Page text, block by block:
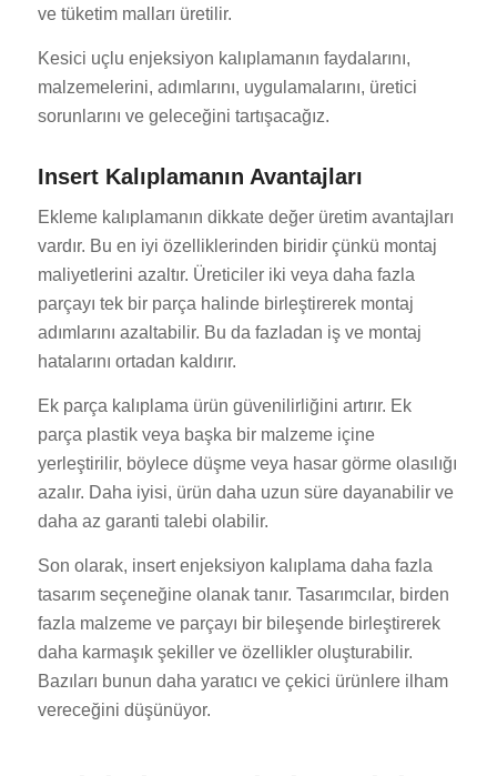
ve tüketim malları üretilir.
Kesici uçlu enjeksiyon kalıplamanın faydalarını,
malzemelerini, adımlarını, uygulamalarını, üretici
sorunlarını ve geleceğini tartışacağız.
Insert Kalıplamanın Avantajları
Ekleme kalıplamanın dikkate değer üretim avantajları
vardır. Bu en iyi özelliklerinden biridir çünkü montaj
maliyetlerini azaltır. Üreticiler iki veya daha fazla
parçayı tek bir parça halinde birleştirerek montaj
adımlarını azaltabilir. Bu da fazladan iş ve montaj
hatalarını ortadan kaldırır.
Ek parça kalıplama ürün güvenilirliğini artırır. Ek
parça plastik veya başka bir malzeme içine
yerleştirilir, böylece düşme veya hasar görme olasılığı
azalır. Daha iyisi, ürün daha uzun süre dayanabilir ve
daha az garanti talebi olabilir.
Son olarak, insert enjeksiyon kalıplama daha fazla
tasarım seçeneğine olanak tanır. Tasarımcılar, birden
fazla malzeme ve parçayı bir bileşende birleştirerek
daha karmaşık şekiller ve özellikler oluşturabilir.
Bazıları bunun daha yaratıcı ve çekici ürünlere ilham
vereceğini düşünüyor.